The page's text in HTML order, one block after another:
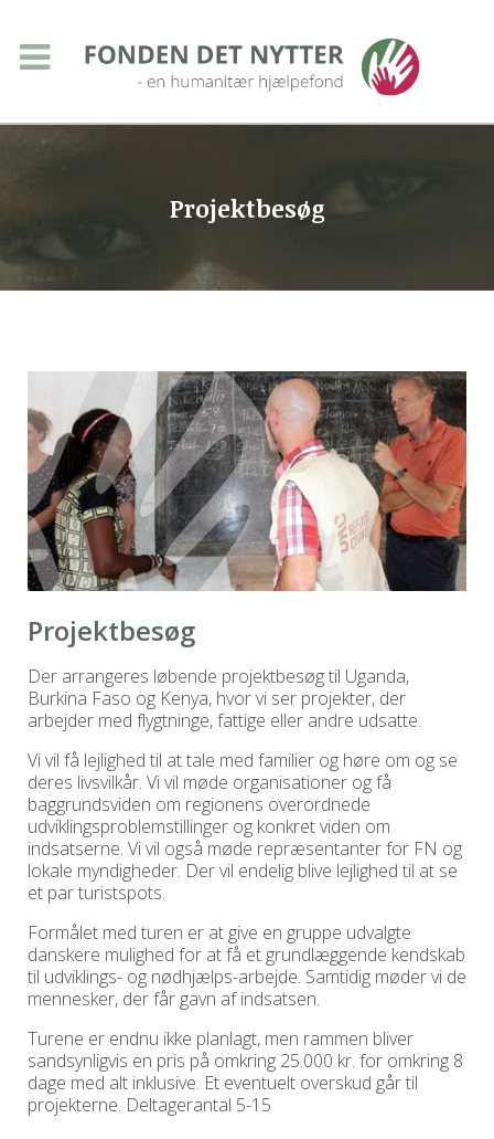
Projektbesøg
Projektbesøg
Der arrangeres løbende projektbesøg til Uganda,
Burkina Faso og Kenya, hvor vi ser projekter, der
arbejder med flygtninge, fattige eller andre udsatte.
Vi vil få lejlighed til at tale med familier og høre om og se
deres livsvilkår. Vi vil møde organisationer og få
baggrundsviden om regionens overordnede
udviklingsproblemstillinger og konkret viden om
indsatserne. Vi vil også møde repræsentanter for FN og
lokale myndigheder. Der vil endelig blive lejlighed til at se
et par turistspots.
Formålet med turen er at give en gruppe udvalgte
danskere mulighed for at få et grundlæggende kendskab
til udviklings- og nødhjælps-arbejde. Samtidig møder vi de
mennesker, der får gavn af indsatsen.
Turene er endnu ikke planlagt, men rammen bliver
sandsynligvis en pris på omkring 25.000 kr. for omkring 8
dage med alt inklusive. Et eventuelt overskud går til
projekterne. Deltagerantal 5-15